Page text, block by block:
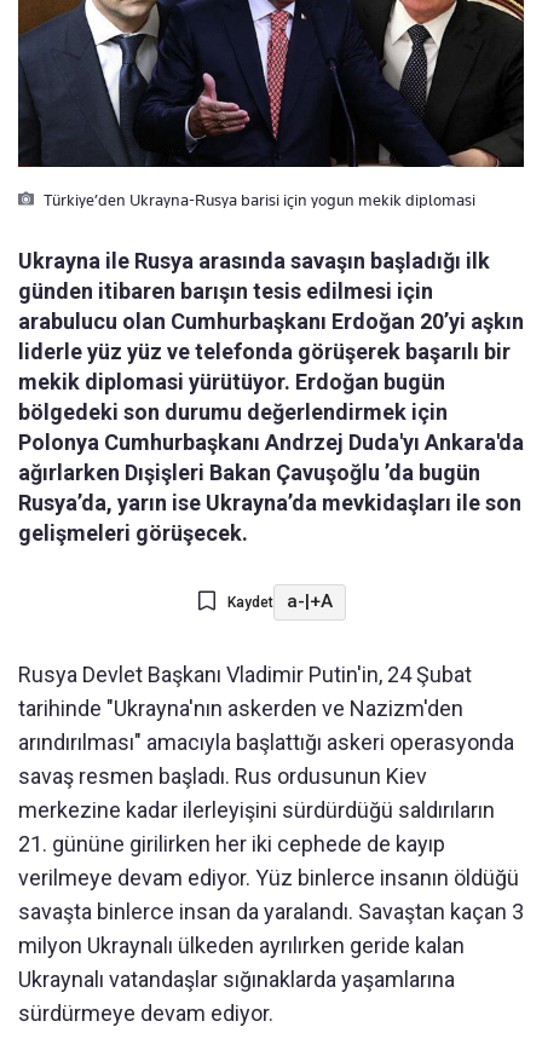
Türkiye’den Ukrayna-Rusya barisi için yogun mekik diplomasi
Ukrayna ile Rusya arasında savaşın başladığı ilk
günden itibaren barışın tesis edilmesi için
arabulucu olan Cumhurbaşkanı Erdoğan 20’yi aşkın
liderle yüz yüz ve telefonda görüşerek başarılı bir
mekik diplomasi yürütüyor. Erdoğan bugün
bölgedeki son durumu değerlendirmek için
Polonya Cumhurbaşkanı Andrzej Duda'yı Ankara'da
ağırlarken Dışişleri Bakan Çavuşoğlu ’da bugün
Rusya’da, yarın ise Ukrayna’da mevkidaşları ile son
gelişmeleri görüşecek.
Kaydet a- +A
Rusya Devlet Başkanı Vladimir Putin'in, 24 Şubat
tarihinde "Ukrayna'nın askerden ve Nazizm'den
arındırılması" amacıyla başlattığı askeri operasyonda
savaş resmen başladı. Rus ordusunun Kiev
merkezine kadar ilerleyişini sürdürdüğü saldırıların
21. gününe girilirken her iki cephede de kayıp
verilmeye devam ediyor. Yüz binlerce insanın öldüğü
savaşta binlerce insan da yaralandı. Savaştan kaçan 3
milyon Ukraynalı ülkeden ayrılırken geride kalan
Ukraynalı vatandaşlar sığınaklarda yaşamlarına
sürdürmeye devam ediyor.